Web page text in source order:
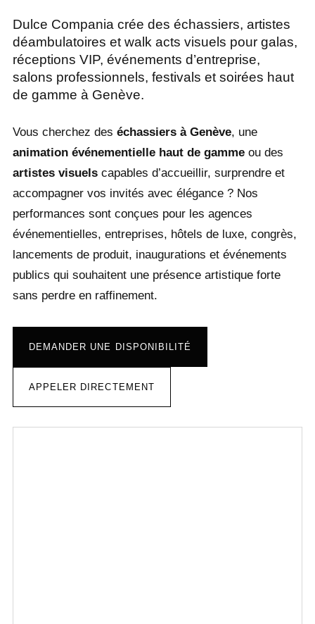
Dulce Compania crée des échassiers, artistes
déambulatoires et walk acts visuels pour galas,
réceptions VIP, événements d’entreprise,
salons professionnels, festivals et soirées haut
de gamme à Genève.
Vous cherchez des échassiers à Genève, une
animation événementielle haut de gamme ou des
artistes visuels capables d’accueillir, surprendre et
accompagner vos invités avec élégance ? Nos
performances sont conçues pour les agences
événementielles, entreprises, hôtels de luxe, congrès,
lancements de produit, inaugurations et événements
publics qui souhaitent une présence artistique forte
sans perdre en raffinement.
DEMANDER UNE DISPONIBILITÉ
APPELER DIRECTEMENT